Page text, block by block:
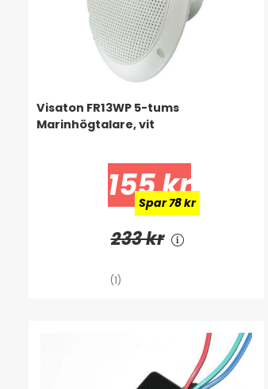
Visaton FR13WP 5-tums
Marinhögtalare, vit
155 kr
Spar 78 kr
233 kr
(1)